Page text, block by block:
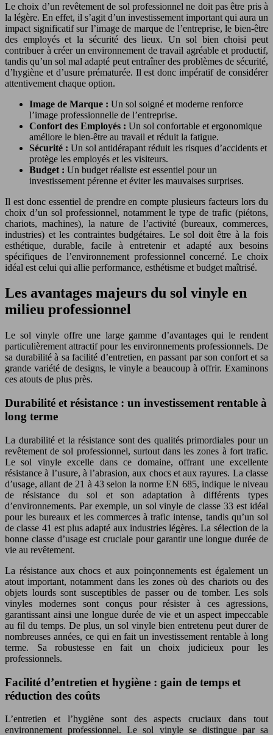
Le choix d’un revêtement de sol professionnel ne doit pas être pris à
la légère. En effet, il s’agit d’un investissement important qui aura un
impact significatif sur l’image de marque de l’entreprise, le bien-être
des employés et la sécurité des lieux. Un sol bien choisi peut
contribuer à créer un environnement de travail agréable et productif,
tandis qu’un sol mal adapté peut entraîner des problèmes de sécurité,
d’hygiène et d’usure prématurée. Il est donc impératif de considérer
attentivement chaque option.
Image de Marque : Un sol soigné et moderne renforce
l’image professionnelle de l’entreprise.
Confort des Employés : Un sol confortable et ergonomique
améliore le bien-être au travail et réduit la fatigue.
Sécurité : Un sol antidérapant réduit les risques d’accidents et
protège les employés et les visiteurs.
Budget : Un budget réaliste est essentiel pour un
investissement pérenne et éviter les mauvaises surprises.
Il est donc essentiel de prendre en compte plusieurs facteurs lors du
choix d’un sol professionnel, notamment le type de trafic (piétons,
chariots, machines), la nature de l’activité (bureaux, commerces,
industries) et les contraintes budgétaires. Le sol doit être à la fois
esthétique, durable, facile à entretenir et adapté aux besoins
spécifiques de l’environnement professionnel concerné. Le choix
idéal est celui qui allie performance, esthétisme et budget maîtrisé.
Les avantages majeurs du sol vinyle en
milieu professionnel
Le sol vinyle offre une large gamme d’avantages qui le rendent
particulièrement attractif pour les environnements professionnels. De
sa durabilité à sa facilité d’entretien, en passant par son confort et sa
grande variété de designs, le vinyle a beaucoup à offrir. Examinons
ces atouts de plus près.
Durabilité et résistance : un investissement rentable à
long terme
La durabilité et la résistance sont des qualités primordiales pour un
revêtement de sol professionnel, surtout dans les zones à fort trafic.
Le sol vinyle excelle dans ce domaine, offrant une excellente
résistance à l’usure, à l’abrasion, aux chocs et aux rayures. La classe
d’usage, allant de 21 à 43 selon la norme EN 685, indique le niveau
de résistance du sol et son adaptation à différents types
d’environnements. Par exemple, un sol vinyle de classe 33 est idéal
pour les bureaux et les commerces à trafic intense, tandis qu’un sol
de classe 41 est plus adapté aux industries légères. La sélection de la
bonne classe d’usage est cruciale pour garantir une longue durée de
vie au revêtement.
La résistance aux chocs et aux poinçonnements est également un
atout important, notamment dans les zones où des chariots ou des
objets lourds sont susceptibles de passer ou de tomber. Les sols
vinyles modernes sont conçus pour résister à ces agressions,
garantissant ainsi une longue durée de vie et un aspect impeccable
au fil du temps. De plus, un sol vinyle bien entretenu peut durer de
nombreuses années, ce qui en fait un investissement rentable à long
terme. Sa robustesse en fait un choix judicieux pour les
professionnels.
Facilité d’entretien et hygiène : gain de temps et
réduction des coûts
L’entretien et l’hygiène sont des aspects cruciaux dans tout
environnement professionnel. Le sol vinyle se distingue par sa